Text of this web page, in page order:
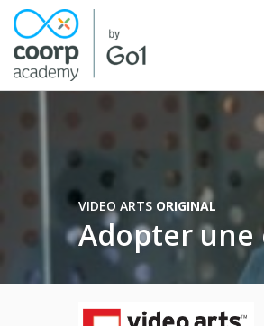
VIDEO ARTS ORIGINAL
Adopter une